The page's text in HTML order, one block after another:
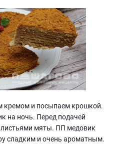
кремом и посыпаем крошкой.
на ночь. Перед подачей
мяты. ПП медовик
сладким и очень ароматным.